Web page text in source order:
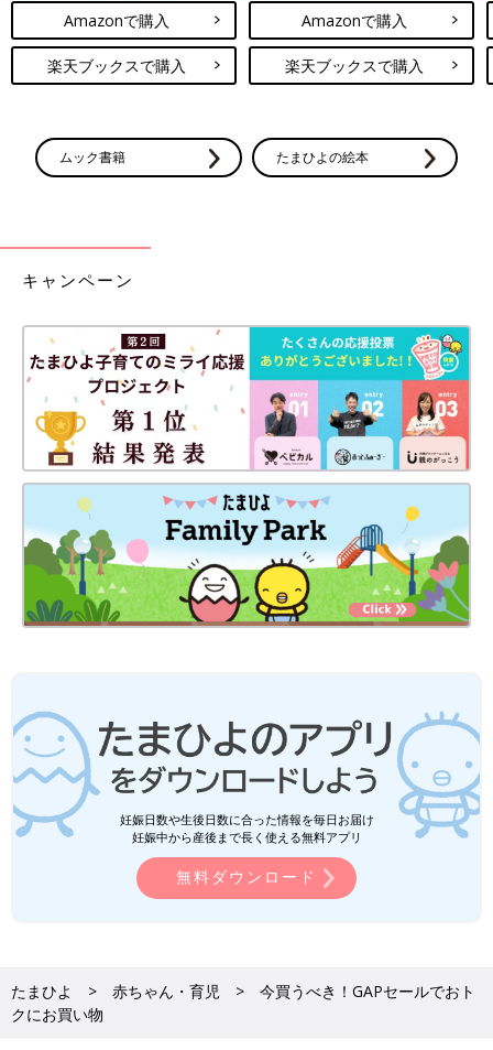
Amazonで購入
楽天ブックスで購入
Amazonで購入
楽天ブックスで購入
ムック書籍 たまひよの絵本
キャンペーン
妊娠日数や生後日数に合った情報を毎日お届け
妊娠中から産後まで長く使える無料アプリ
無料ダウンロード
たまひよ 赤ちゃん・育児
今買うべき！GAPセールでおト
クにお買い物